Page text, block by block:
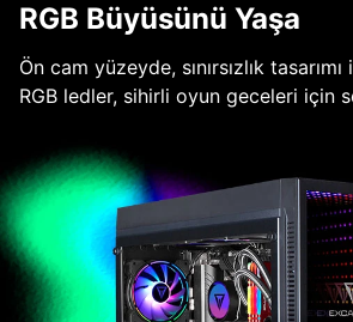
RGB Büyüsünü Yaşa
Ön cam yüzeyde, sınırsızlık
RGB ledler, sihirli oyun geceleri için